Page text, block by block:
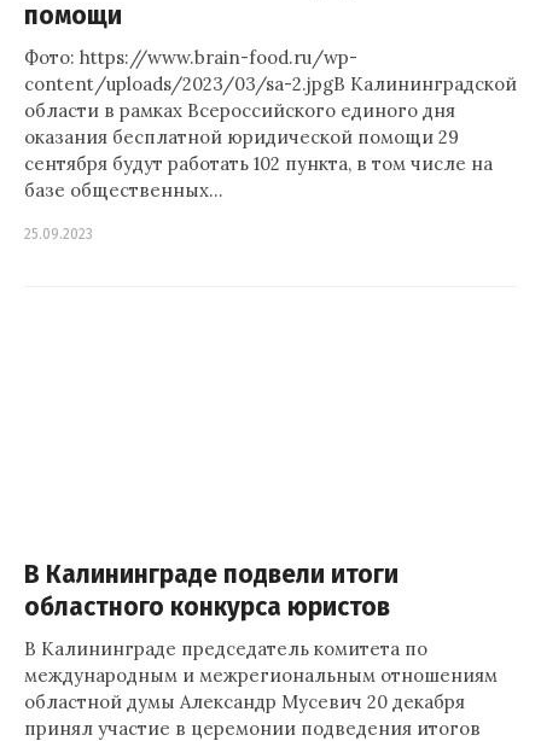
помощи
Фото: https://www.brain-food.ru/wp-
content/uploads/2023/03/sa-2.jpgВ Калининградской
области в рамках Всероссийского единого дня
оказания бесплатной юридической помощи 29
сентября будут работать 102 пункта, в том числе на
базе общественных…
25.09.2023
В Калининграде подвели итоги
областного конкурса юристов
В Калининграде председатель комитета по
международным и межрегиональным отношениям
областной думы Александр Мусевич 20 декабря
принял участие в церемонии подведения итогов